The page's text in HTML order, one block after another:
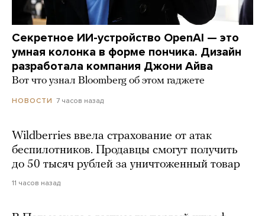
Секретное ИИ-устройство OpenAI — это
умная колонка в форме пончика. Дизайн
разработала компания Джони Айва
Вот что узнал Bloomberg об этом гаджете
НОВОСТИ 7 часов назад
Wildberries ввела страхование от атак
беспилотников. Продавцы смогут получить
до 50 тысяч рублей за уничтоженный товар
11 часов назад